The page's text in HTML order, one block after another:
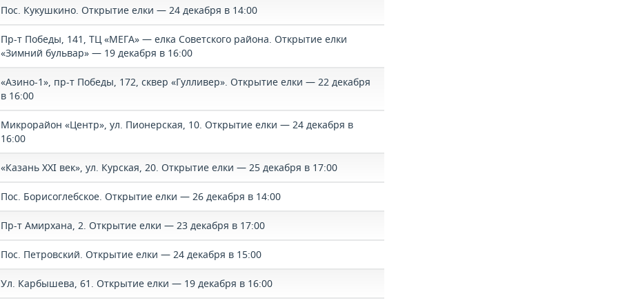
Пос. Кукушкино. Открытие елки — 24 декабря в 14:00
Пр-т Победы, 141, ТЦ «МЕГА» — елка Советского района. Открытие елки
«Зимний бульвар» — 19 декабря в 16:00
«Азино-1», пр-т Победы, 172, сквер «Гулливер». Открытие елки — 22 декабря
в 16:00
Микрорайон «Центр», ул. Пионерская, 10. Открытие елки — 24 декабря в
16:00
«Казань XXI век», ул. Курская, 20. Открытие елки — 25 декабря в 17:00
Пос. Борисоглебское. Открытие елки — 26 декабря в 14:00
Пр-т Амирхана, 2. Открытие елки — 23 декабря в 17:00
Пос. Петровский. Открытие елки — 24 декабря в 15:00
Ул. Карбышева, 61. Открытие елки — 19 декабря в 16:00